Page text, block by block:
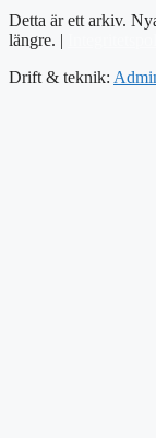
Detta är ett arkiv.
längre. |
Drift & teknik: